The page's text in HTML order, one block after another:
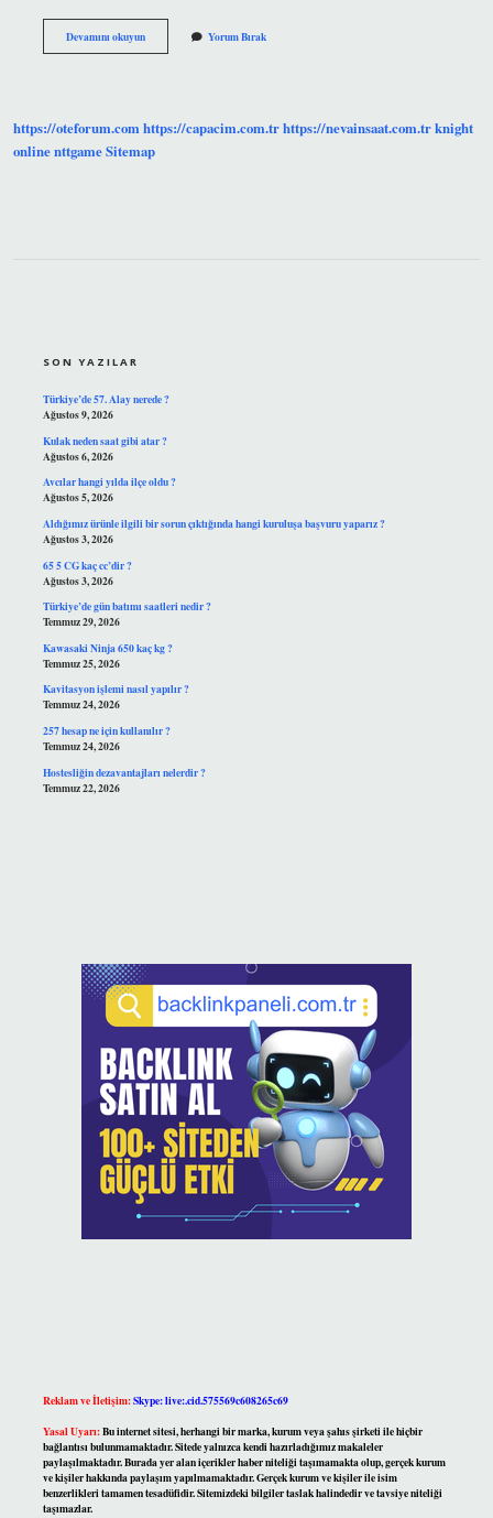
Devamını okuyunHer
Şeye
Yorum Bırak
https://oteforum.comhttps://capacim.com.trhttps://nevainsaat.com.trknight
onlinenttgameSitemap
SON YAZILAR
Türkiye’de 57. Alay nerede ?
Ağustos 9, 2026
Kulak neden saat gibi atar ?
Ağustos 6, 2026
Avcılar hangi yılda ilçe oldu ?
Ağustos 5, 2026
Aldığımız ürünle ilgili bir sorun çıktığında hangi kuruluşa başvuru yaparız ?
Ağustos 3, 2026
65 5 CG kaç cc’dir ?
Ağustos 3, 2026
Türkiye’de gün batımı saatleri nedir ?
Temmuz 29, 2026
Kawasaki Ninja 650 kaç kg ?
Temmuz 25, 2026
Kavitasyon işlemi nasıl yapılır ?
Temmuz 24, 2026
257 hesap ne için kullanılır ?
Temmuz 24, 2026
Hostesliğin dezavantajları nelerdir ?
Temmuz 22, 2026
Reklam ve İletişim:Skype: live:.cid.575569c608265c69
Yasal Uyarı:Bu internet sitesi, herhangi bir marka, kurum veya şahıs şirketi ile hiçbir
bağlantısı bulunmamaktadır. Sitede yalnızca kendi hazırladığımız makaleler
paylaşılmaktadır. Burada yer alan içerikler haber niteliği taşımamakta olup, gerçek kurum
ve kişiler hakkında paylaşım yapılmamaktadır. Gerçek kurum ve kişiler ile isim
benzerlikleri tamamen tesadüfidir. Sitemizdeki bilgiler taslak halindedir ve tavsiye niteliği
taşımazlar.